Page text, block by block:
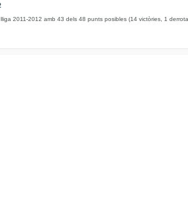
2011-2012 amb 43 dels 48 punts posibles (14 victòries, 1